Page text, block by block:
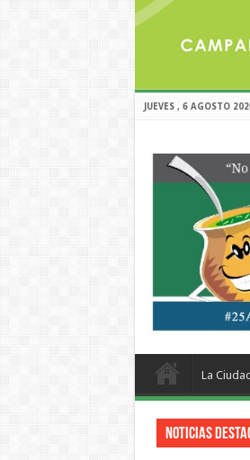
JUEVES , 6 AGOSTO
La Ciudad
Noticias